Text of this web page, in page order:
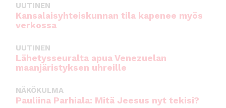
UUTINEN
Kansalaisyhteiskunnan tila kapenee myös
verkossa
UUTINEN
Lähetysseuralta apua Venezuelan
maanjäristyksen uhreille
NÄKÖKULMA
Pauliina Parhiala: Mitä Jeesus nyt tekisi?